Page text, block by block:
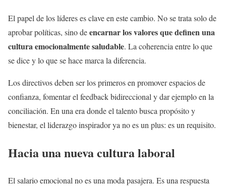
El papel de los líderes es clave en este cambio. No se trata solo de
aprobar políticas, sino deencarnar los valores que definen una
cultura emocionalmente saludable. La coherencia entre lo que
se dice y lo que se hace marca la diferencia.
Los directivos deben ser los primeros en promover espacios de
confianza, fomentar el feedback bidireccional y dar ejemplo en la
conciliación. En una era donde el talento busca propósito y
bienestar, el liderazgo inspirador ya no es un plus: es un requisito.
Hacia una nueva cultura laboral
El salario emocional no es una moda pasajera. Es una respuesta